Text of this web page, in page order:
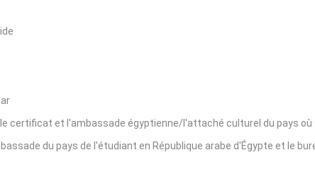
certificat et l'ambassade égyptienne/l'attaché culturel du pays où
du pays de l'étudiant en République arabe d'Égypte et le